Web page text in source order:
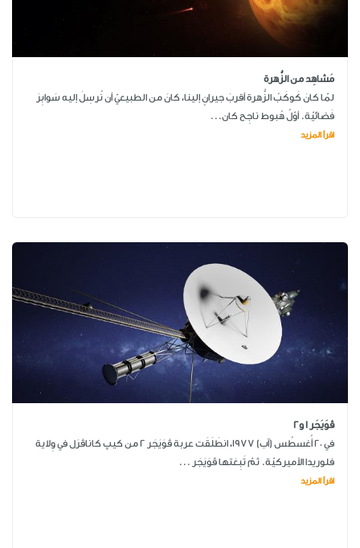
مَشاهِد من الزُّهرة
لمّا كانَ كَوكَبُ الزُّهرة أقربَ جيرانٍ إلينا، كانَ من الطبيعيّ أن نُرسِلَ إليه سَوابِرَ
فَضائيّة. أوّلُ هُبوط ناجِح كان...
اقرأ المزيد
ڤوَيَجَر 1 و2
في 20 أُغسطُس (آب) 1977، انطَلَقَت عربة ڤوَيَجَر 2 من كيپ كاناڤرَل في وِلاية
فلوريدا الأميركيّة. ثمّ تَبِعَتها ڤوَيَجَر ...
اقرأ المزيد